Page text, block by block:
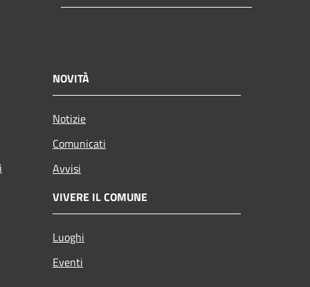
NOVITÀ
Notizie
Comunicati
Avvisi
VIVERE IL COMUNE
Luoghi
Eventi